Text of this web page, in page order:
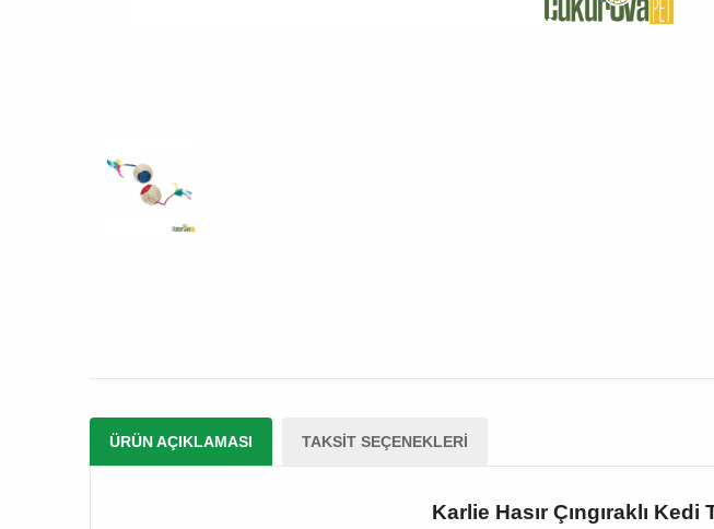
ÜRÜN AÇIKLAMASI TAKSIT SEÇENEKLERI
Karlie Hasır Çıngıraklı